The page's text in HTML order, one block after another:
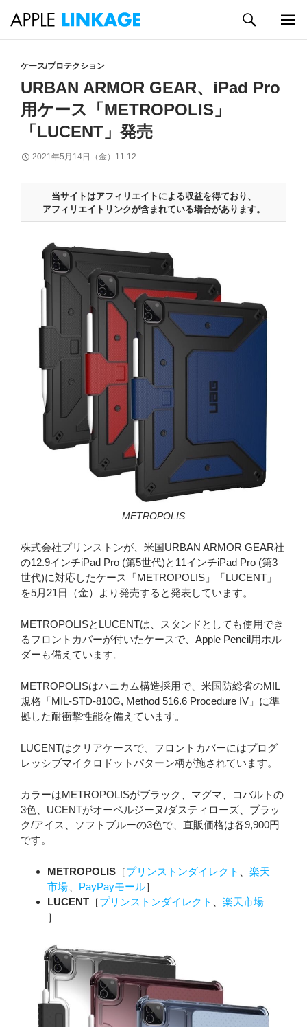
索
ケース/プロテクション
URBAN ARMOR GEAR、iPad Pro
用ケース「METROPOLIS」
「LUCENT」発売
2021年5月14日（金）11:12
当サイトはアフィリエイトによる収益を得ており、
アフィリエイトリンクが含まれている場合があります。
METROPOLIS
株式会社プリンストンが、米国URBAN ARMOR GEAR社
の12.9インチiPad Pro (第5世代)と11インチiPad Pro (第3
世代)に対応したケース「METROPOLIS」「LUCENT」
を5月21日（金）より発売すると発表しています。
METROPOLISとLUCENTは、スタンドとしても使用でき
るフロントカバーが付いたケースで、Apple Pencil用ホル
ダーも備えています。
METROPOLISはハニカム構造採用で、米国防総省のMIL
規格「MIL-STD-810G, Method 516.6 Procedure IV」に準
拠した耐衝撃性能を備えています。
LUCENTはクリアケースで、フロントカバーにはプログ
レッシブマイクロドットパターン柄が施されています。
カラーはMETROPOLISがブラック、マグマ、コバルトの
3色、UCENTがオーベルジーヌ/ダスティローズ、ブラッ
ク/アイス、ソフトブルーの3色で、直販価格は各9,900円
です。
METROPOLIS ［プリンストンダイレクト
楽天
市場
PayPayモール］
LUCENT ［プリンストンダイレクト
楽天市場
］